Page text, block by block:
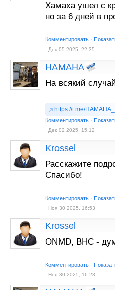
Хамаха ушел с
но за 6 дней в
Комментировать ·
Дек 05 2025, 22:35
HAMAHA
На всякий
https://t.me/
Комментировать ·
Дек 02 2025, 15:12
Krossel
Расскажите
Спасибо!
Комментировать ·
Ноя 30 2025, 16:53
Krossel
ONMD, BHC -
Комментировать ·
Ноя 30 2025, 16:23